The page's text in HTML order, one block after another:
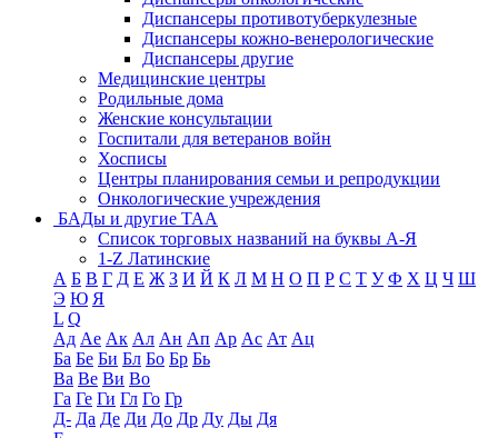
Диспансеры противотуберкулезные
Диспансеры кожно-венерологические
Диспансеры другие
Медицинские центры
Родильные дома
Женские консультации
Госпитали для ветеранов войн
Хосписы
Центры планирования семьи и репродукции
Онкологические учреждения
БАДы и другие ТАА
Список торговых названий на буквы А-Я
1-Z Латинские
А Б В Г Д Е Ж З И Й К Л М Н О П Р С Т У Ф Х Ц Ч Ш
Э Ю Я
L Q
Ад Ае Ак Ал Ан Ап Ар Ас Ат Ац
Ба Бе Би Бл Бо Бр Бь
Ва Ве Ви Во
Га Ге Ги Гл Го Гр
Д- Да Де Ди До Др Ду Ды Дя